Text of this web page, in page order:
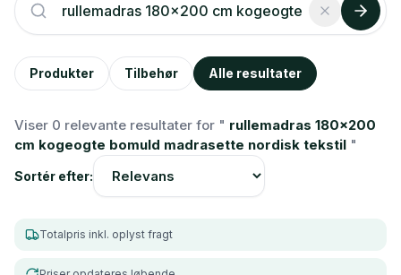
Produkter Tilbehør Alle resultater
Viser 0 relevante resultater for " rullemadras 180x200
cm kogeogte bomuld madrasette nordisk tekstil "
Sortér efter:
Totalpris inkl. oplyst fragt